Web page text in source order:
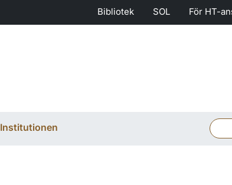
Bibliotek SOL För HT-
Institutionen